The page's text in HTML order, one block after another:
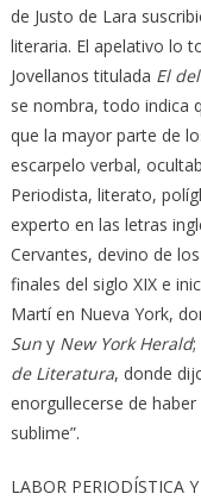
de Justo de Lara
literaria. El apelativo lo
Jovellanos titulada El
se nombra, todo indica
que la mayor parte de
escarpelo verbal,
Periodista, literato,
experto en las letras
Cervantes, devino de
finales del siglo XIX e
Martí en Nueva York,
Suny New York Herald;
de Literatura, donde
enorgullecerse de
sublime”.
LABOR PERIODÍSTICA